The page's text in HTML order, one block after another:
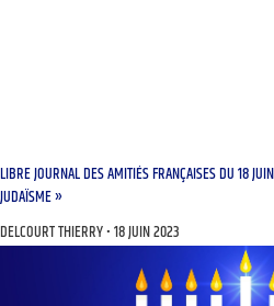
LIBRE JOURNAL DES AMITIÉS FRANÇAISES DU 18
JUDAÏSME »
DELCOURT THIERRY 18 JUIN 2023